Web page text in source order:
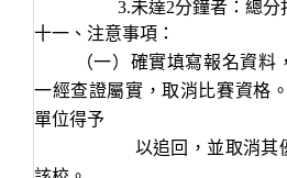
3.未達2分鐘者：總分
十一、注意事項：
（一）確實填寫報名資料，
一經查證屬實，取消比賽資格
單位得予
以追回，並取消其優勝